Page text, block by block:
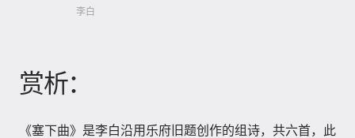
李白
赏析：
《塞下曲》是李白沿用乐府旧题创作的组诗，共六首，此